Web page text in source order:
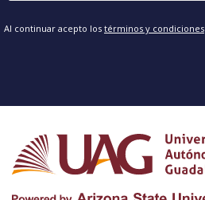
Al continuar acepto los términos y condiciones